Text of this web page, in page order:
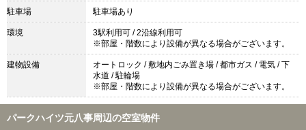
駐車場 駐車場あり
環境
3駅利用可 / 2沿線利用可
※部屋・階数により設備が異なる場合がございます。
建物設備
オートロック / 敷地内ごみ置き場 / 都市ガス / 電気 / 下
水道 / 駐輪場
※部屋・階数により設備が異なる場合がございます。
パークハイツ元八事周辺の空室物件